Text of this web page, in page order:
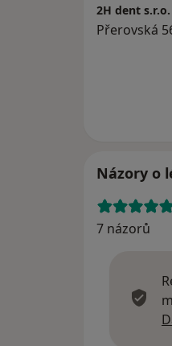
2H dent s.r.o.
Přerovská
Názory o
7 názorů